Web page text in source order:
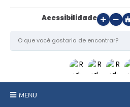
Acessibilidade
MENU